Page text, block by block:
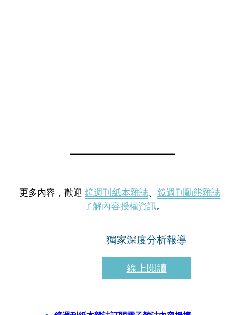
更多內容，歡迎 鏡週刊紙本雜誌、 鏡週刊動態雜誌
了解內容授權資訊。
獨家深度分析報導
線上閱讀